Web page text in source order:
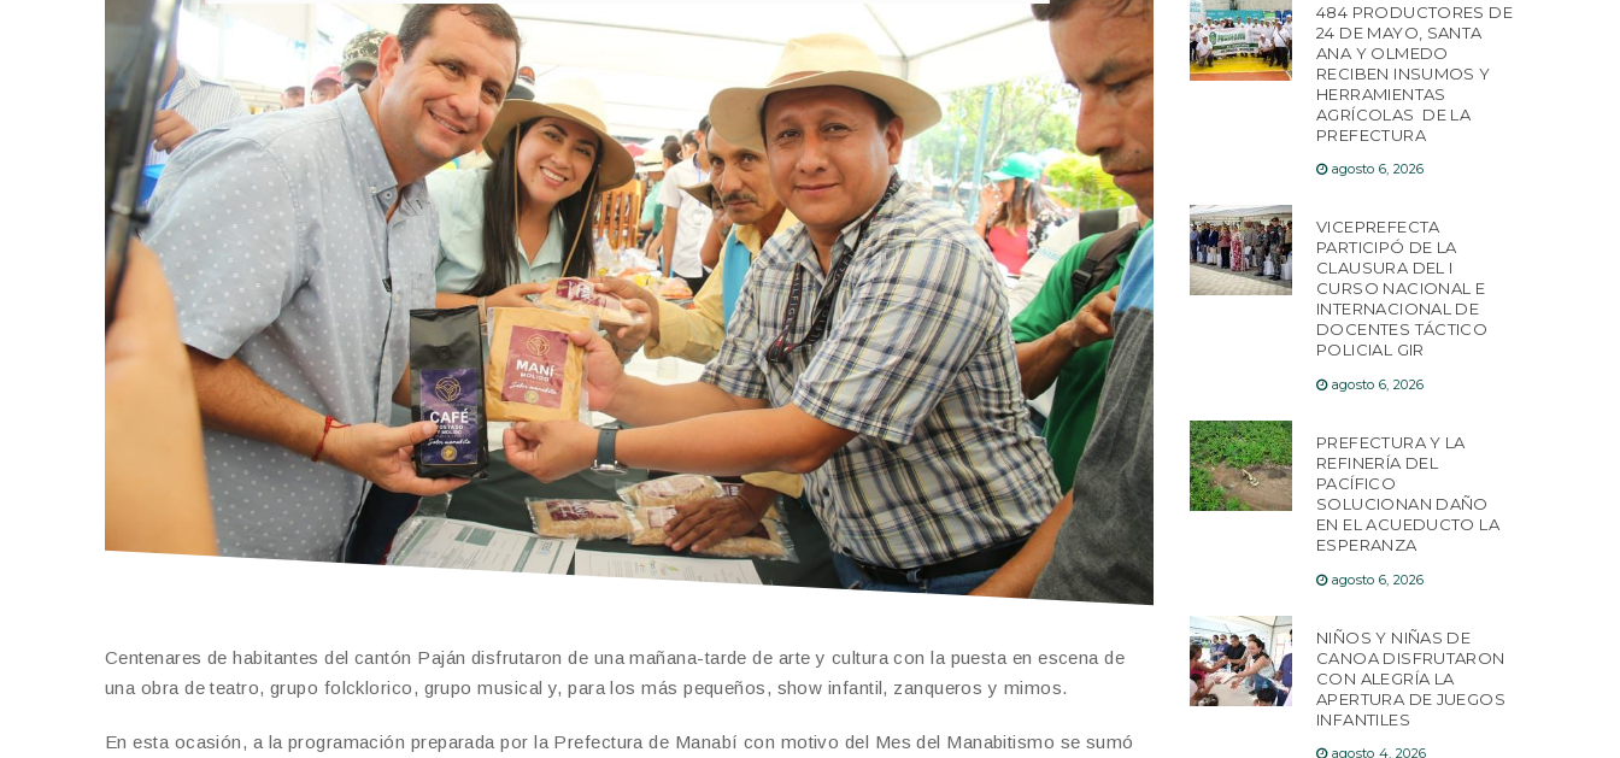
Centenares de habitantes del cantón Paján disfrutaron de una mañana-tarde de arte y cultura con la puesta en escena de
una obra de teatro, grupo folcklorico, grupo musical y, para los más pequeños, show infantil, zanqueros y mimos.
En esta ocasión, a la programación preparada por la Prefectura de Manabí con motivo del Mes del Manabitismo se sumó
484 PRODUCTORES DE
24 DE MAYO, SANTA
ANA Y OLMEDO
RECIBEN INSUMOS Y
HERRAMIENTAS
AGRÍCOLAS DE LA
PREFECTURA
agosto 6, 2026
VICEPREFECTA
PARTICIPÓ DE LA
CLAUSURA DEL I
CURSO NACIONAL E
INTERNACIONAL DE
DOCENTES TÁCTICO
POLICIAL GIR
agosto 6, 2026
PREFECTURA Y LA
REFINERÍA DEL
PACÍFICO
SOLUCIONAN DAÑO
EN EL ACUEDUCTO LA
ESPERANZA
agosto 6, 2026
NIÑOS Y NIÑAS DE
CANOA DISFRUTARON
CON ALEGRÍA LA
APERTURA DE JUEGOS
INFANTILES
agosto 4, 2026